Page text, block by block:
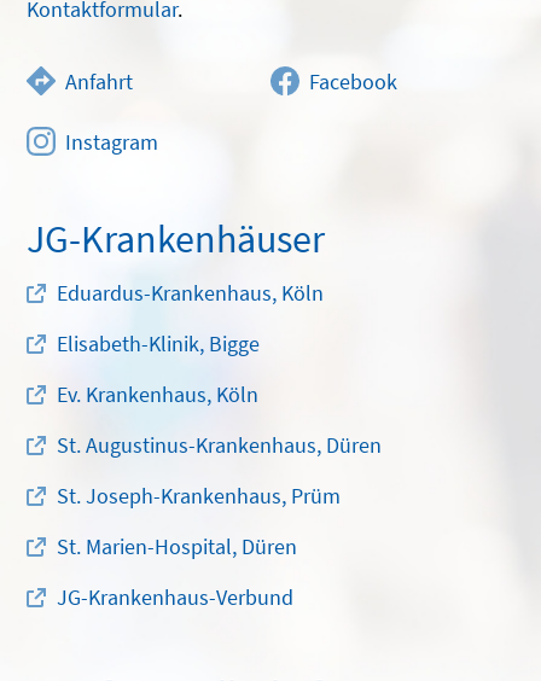
Kontaktformular.
Anfahrt Facebook
Instagram
JG-Krankenhäuser
Eduardus-Krankenhaus, Köln
Elisabeth-Klinik, Bigge
Ev. Krankenhaus, Köln
St. Augustinus-Krankenhaus, Düren
St. Joseph-Krankenhaus, Prüm
St. Marien-Hospital, Düren
JG-Krankenhaus-Verbund